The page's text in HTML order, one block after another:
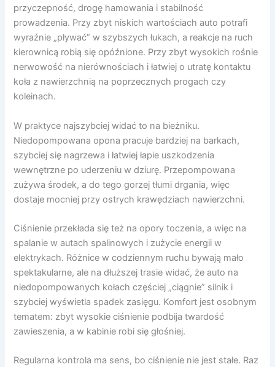
przyczepność, drogę hamowania i stabilność
prowadzenia. Przy zbyt niskich wartościach auto potrafi
wyraźnie „pływać” w szybszych łukach, a reakcje na ruch
kierownicą robią się opóźnione. Przy zbyt wysokich rośnie
nerwowość na nierównościach i łatwiej o utratę kontaktu
koła z nawierzchnią na poprzecznych progach czy
koleinach.
W praktyce najszybciej widać to na bieżniku.
Niedopompowana opona pracuje bardziej na barkach,
szybciej się nagrzewa i łatwiej łapie uszkodzenia
wewnętrzne po uderzeniu w dziurę. Przepompowana
zużywa środek, a do tego gorzej tłumi drgania, więc
dostaje mocniej przy ostrych krawędziach nawierzchni.
Ciśnienie przekłada się też na opory toczenia, a więc na
spalanie w autach spalinowych i zużycie energii w
elektrykach. Różnice w codziennym ruchu bywają mało
spektakularne, ale na dłuższej trasie widać, że auto na
niedopompowanych kołach częściej „ciągnie” silnik i
szybciej wyświetla spadek zasięgu. Komfort jest osobnym
tematem: zbyt wysokie ciśnienie podbija twardość
zawieszenia, a w kabinie robi się głośniej.
Regularna kontrola ma sens, bo ciśnienie nie jest stałe. Raz